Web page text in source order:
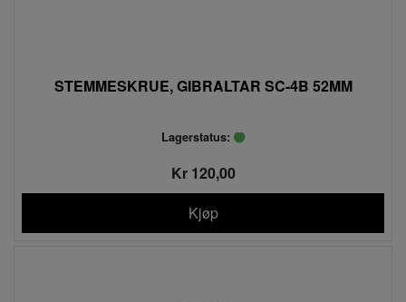
STEMMESKRUE, GIBRALTAR SC-4B 52MM
Lagerstatus:
Kr 120,00
Kjøp